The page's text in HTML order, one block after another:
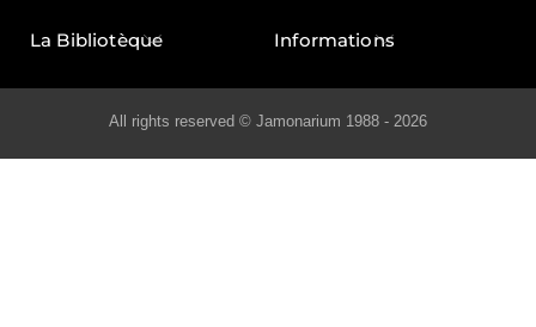
La Bibliotèque Informations
All rights reserved © Jamonarium 1988 - 2026